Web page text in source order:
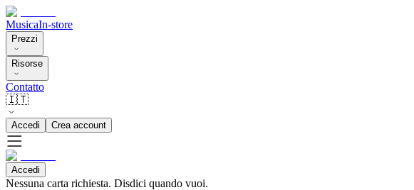
MusicaIn-store
Prezzi
Risorse
Contatto
🇮🇹
Accedi Crea account
Accedi
Nessuna carta richiesta. Disdici quando vuoi.